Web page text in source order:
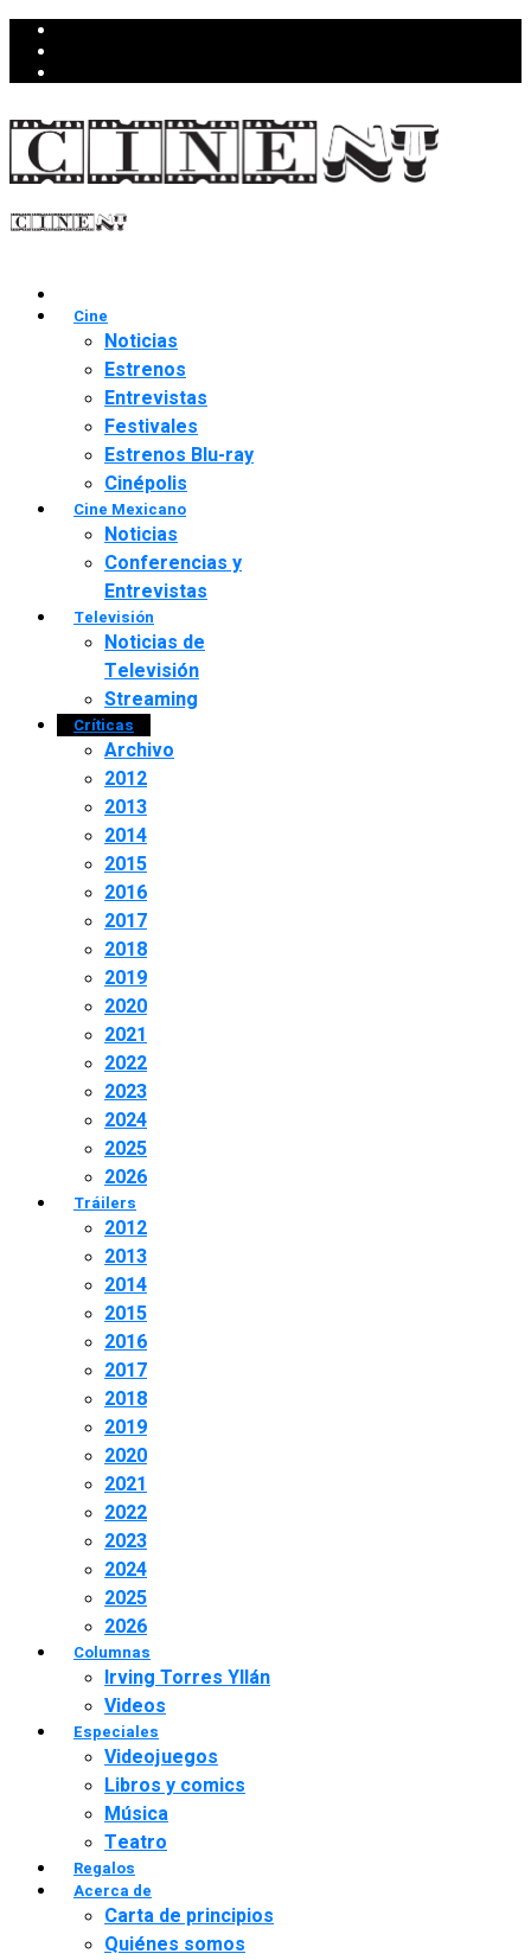
Cine
Noticias
Estrenos
Entrevistas
Festivales
Estrenos Blu-ray
Cinépolis
Cine Mexicano
Noticias
Conferencias y
Entrevistas
Televisión
Noticias de
Televisión
Streaming
Críticas
Archivo
2012
2013
2014
2015
2016
2017
2018
2019
2020
2021
2022
2023
2024
2025
2026
Tráilers
2012
2013
2014
2015
2016
2017
2018
2019
2020
2021
2022
2023
2024
2025
2026
Columnas
Irving Torres Yllán
Videos
Especiales
Videojuegos
Libros y comics
Música
Teatro
Regalos
Acerca de
Carta de principios
Quiénes somos